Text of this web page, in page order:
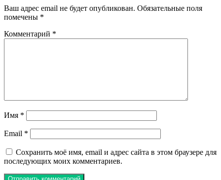
Ваш адрес email не будет опубликован. Обязательные поля
помечены *
Комментарий *
Имя *
Email *
Сохранить моё имя, email и адрес сайта в этом браузере для
последующих моих комментариев.